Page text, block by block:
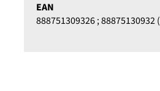
EAN
888751309326 ; 88875130932